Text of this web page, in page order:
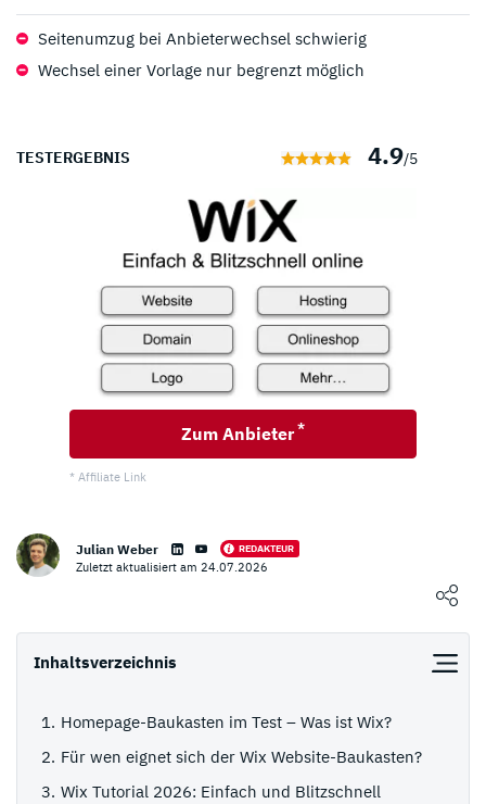
Seitenumzug bei Anbieterwechsel schwierig
Wechsel einer Vorlage nur begrenzt möglich
TESTERGEBNIS 4.9/5
Zum Anbieter *
* Affiliate Link
Eigenen Erfahrungsbericht schreiben
NUTZER BEWERTUNG 0
4 Sterne
3 Sterne
Julian Weber REDAKTEUR
Zuletzt aktualisiert am 24.07.2026
Inhaltsverzeichnis
Homepage-Baukasten im Test – Was ist Wix?
Für wen eignet sich der Wix Website-Baukasten?
Wix Tutorial 2026: Einfach und Blitzschnell